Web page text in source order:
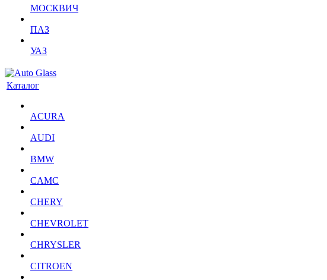
МОСКВИЧ
ПАЗ
УАЗ
Каталог
ACURA
AUDI
BMW
CAMC
CHERY
CHEVROLET
CHRYSLER
CITROEN